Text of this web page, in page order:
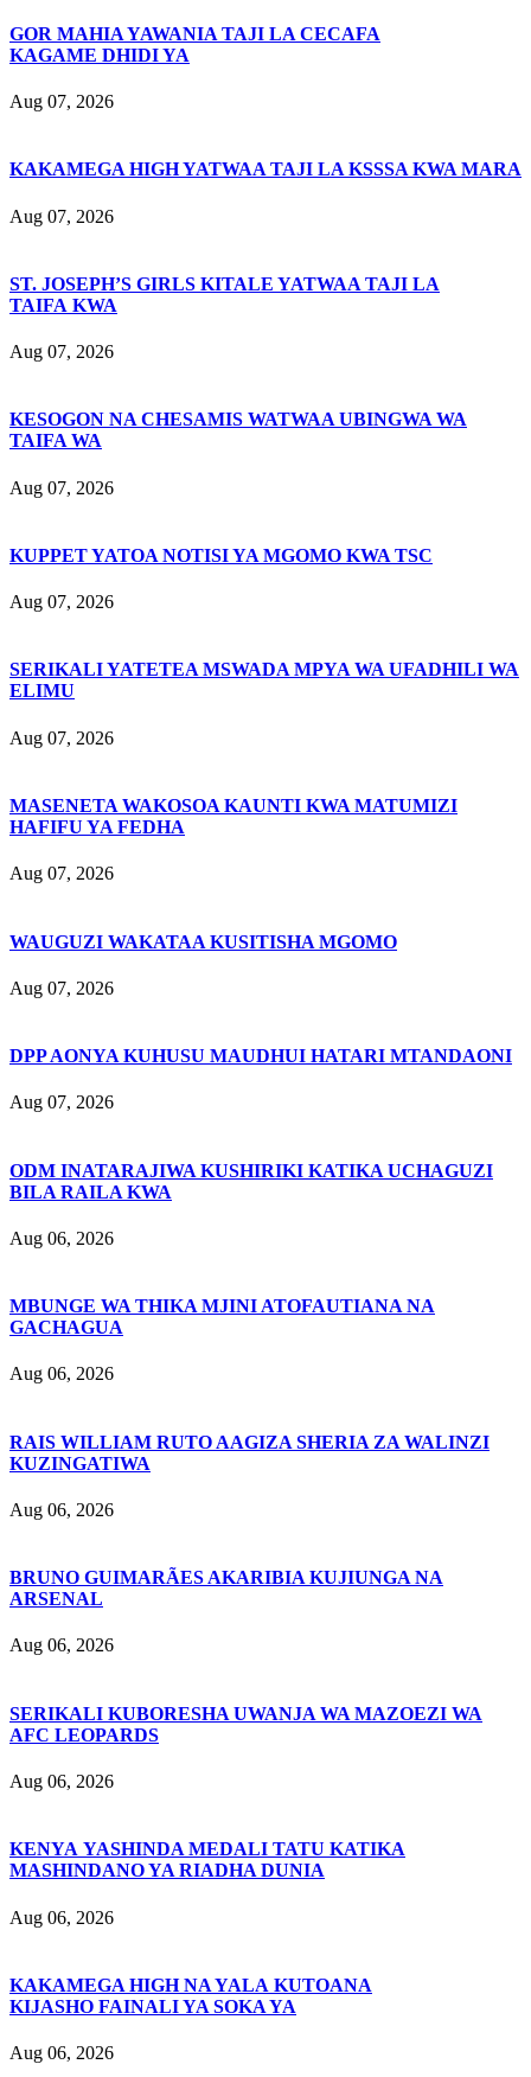
GOR MAHIA YAWANIA TAJI LA CECAFA
KAGAME DHIDI YA
Aug 07, 2026
KAKAMEGA HIGH YATWAA TAJI LA KSSSA KWA MARA
Aug 07, 2026
ST. JOSEPH’S GIRLS KITALE YATWAA TAJI LA
TAIFA KWA
Aug 07, 2026
KESOGON NA CHESAMIS WATWAA UBINGWA WA
TAIFA WA
Aug 07, 2026
KUPPET YATOA NOTISI YA MGOMO KWA TSC
Aug 07, 2026
SERIKALI YATETEA MSWADA MPYA WA UFADHILI WA
ELIMU
Aug 07, 2026
MASENETA WAKOSOA KAUNTI KWA MATUMIZI
HAFIFU YA FEDHA
Aug 07, 2026
WAUGUZI WAKATAA KUSITISHA MGOMO
Aug 07, 2026
DPP AONYA KUHUSU MAUDHUI HATARI MTANDAONI
Aug 07, 2026
ODM INATARAJIWA KUSHIRIKI KATIKA UCHAGUZI
BILA RAILA KWA
Aug 06, 2026
MBUNGE WA THIKA MJINI ATOFAUTIANA NA
GACHAGUA
Aug 06, 2026
RAIS WILLIAM RUTO AAGIZA SHERIA ZA WALINZI
KUZINGATIWA
Aug 06, 2026
BRUNO GUIMARÃES AKARIBIA KUJIUNGA NA
ARSENAL
Aug 06, 2026
SERIKALI KUBORESHA UWANJA WA MAZOEZI WA
AFC LEOPARDS
Aug 06, 2026
KENYA YASHINDA MEDALI TATU KATIKA
MASHINDANO YA RIADHA DUNIA
Aug 06, 2026
KAKAMEGA HIGH NA YALA KUTOANA
KIJASHO FAINALI YA SOKA YA
Aug 06, 2026